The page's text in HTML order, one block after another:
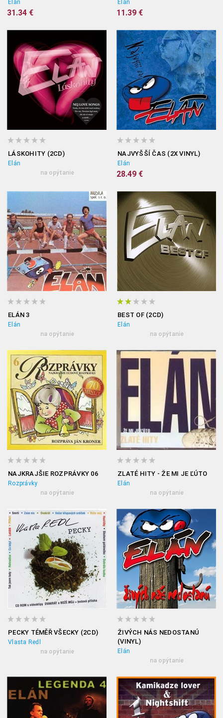
Elán
31.34 €
Elán
11.39 €
LÁSKOHITY (2CD)
Elán
na opýtanie
NAJVYŠŠÍ ČAS (2X VINYL)
Elán
28.49 €
ELÁN 3
Elán
na opýtanie
BEST OF (2CD)
Elán
na opýtanie
NAJKRAJŠIE ROZPRÁVKY 06
Rozprávky
na opýtanie
ZLATÉ HITY - ŽE MI JE ĽÚTO
Elán
na opýtanie
PECKY TÉMĚŘ VŠECKY (2CD)
Vlasta Redl
na opýtanie
ŽIVÝCH NÁS NEDOSTANÚ
(VINYL)
Elán
na opýtanie